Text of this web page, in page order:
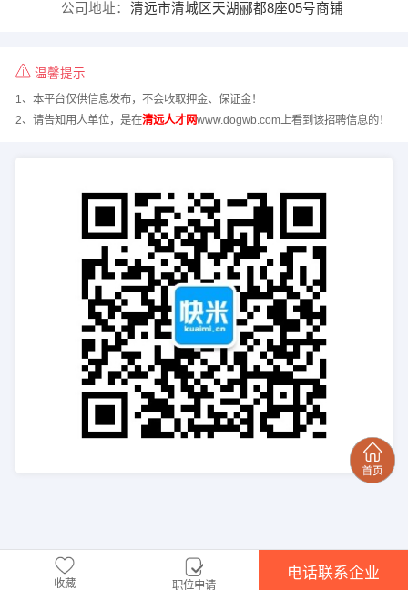
公司地址： 清远市清城区天湖郦都8座05号商铺
温馨提示
1、本平台仅供信息发布，不会收取押金、保证金！
2、请告知用人单位，是在清远人才网www.dogwb.com上看到该招聘信息的！
收藏 职位申请
电话联系企业